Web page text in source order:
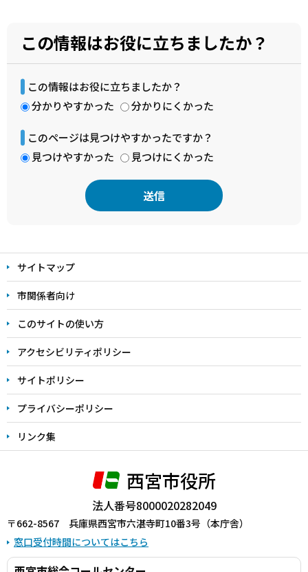
この情報はお役に立ちましたか？
この情報はお役に立ちましたか？
分かりやすかった
分かりにくかった
このページは見つけやすかったですか？
見つけやすかった
見つけにくかった
文
こ
こ
ま
で
サイトマップ
市関係者向け
このサイトの使い方
アクセシビリティポリシー
サイトポリシー
プライバシーポリシー
リンク集
西宮市役所
法人番号8000020282049
〒662-8567 兵庫県西宮市六湛寺町10番3号（本庁舎）
窓口受付時間についてはこちら